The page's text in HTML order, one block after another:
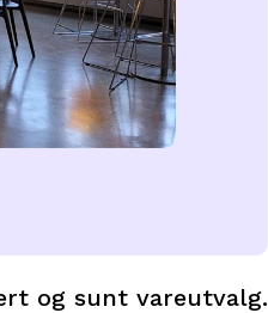
og sunt vareutvalg.